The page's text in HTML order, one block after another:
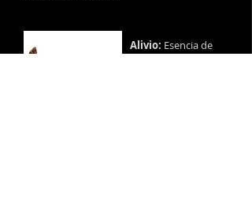
Alivio: Esencia de